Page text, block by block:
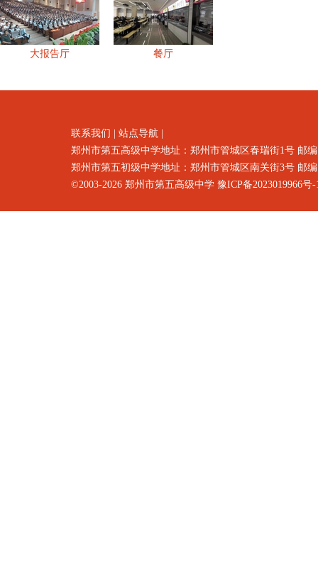
大报告厅 餐厅
联系我们 站点导航
郑州市第五高级中学地址：郑州市管城区春瑞街1号 邮
郑州市第五初级中学地址：郑州市管城区南关街3号 邮
©2003-2026 郑州市第五高级中学 豫ICP备2023019966号-